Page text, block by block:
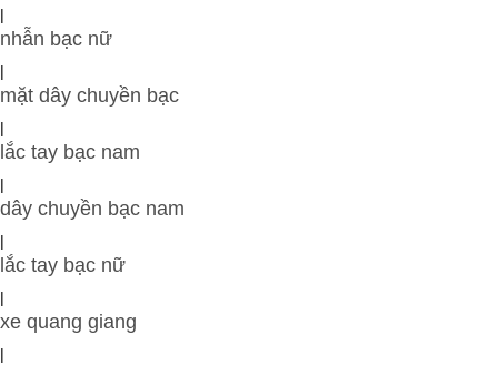
|
nhẫn bạc nữ
|
mặt dây chuyền bạc
|
lắc tay bạc nam
|
dây chuyền bạc nam
|
lắc tay bạc nữ
|
xe quang giang
|